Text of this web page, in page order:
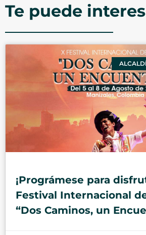
Te puede
¡Prográmese para
Festival Internacional
“Dos Caminos, un